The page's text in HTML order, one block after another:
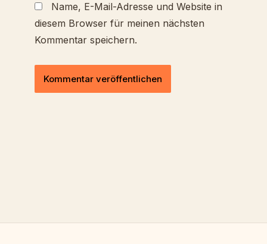
Name, E-Mail-Adresse und Website in
diesem Browser für meinen nächsten
Kommentar speichern.